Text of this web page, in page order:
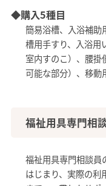
◆購入5種目
簡易浴槽、入浴補助
槽用手すり、入浴用
室内すのこ）、腰
可能な部分）、移動
福祉用具専門相
福祉用具専門相談員
はじまり、実際の利